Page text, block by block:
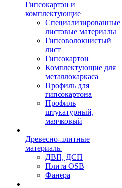
Гипсокартон и
комплектующие
Специализированные
листовые материалы
Гипсоволокнистый
лист
Гипсокартон
Комплектующие для
металлокаркаса
Профиль для
гипсокартона
Профиль
штукатурный,
маячковый
Древесно-плитные
материалы
ДВП, ДСП
Плита OSB
Фанера